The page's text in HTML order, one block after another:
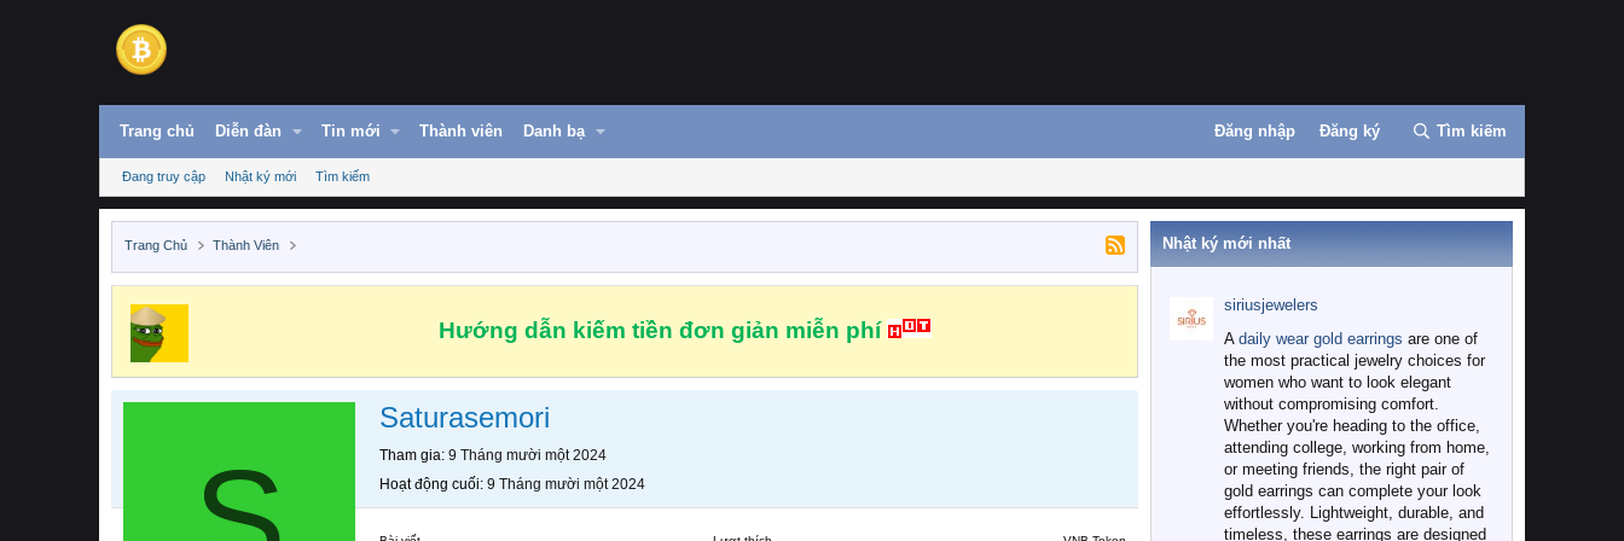
Trang chủ Diễn đàn Tin mới Thành viên Danh bạ Đăng nhập Đăng ký Tìm kiếm
Đang truy cập Nhật ký mới Tìm kiếm
Trang Chủ Thành Viên
Hướng dẫn kiếm tiền đơn giản miễn phí
Saturasemori
Tham gia 9 Tháng mười một 2024
Hoạt động cuối 9 Tháng mười một 2024
Nhật ký mới nhất
siriusjewelers
A daily wear gold earrings are one of
the most practical jewelry choices for
women who want to look elegant
without compromising comfort.
Whether you're heading to the office,
attending college, working from home,
or meeting friends, the right pair of
gold earrings can complete your look
effortlessly. Lightweight, durable, and
timeless, these earrings are designed